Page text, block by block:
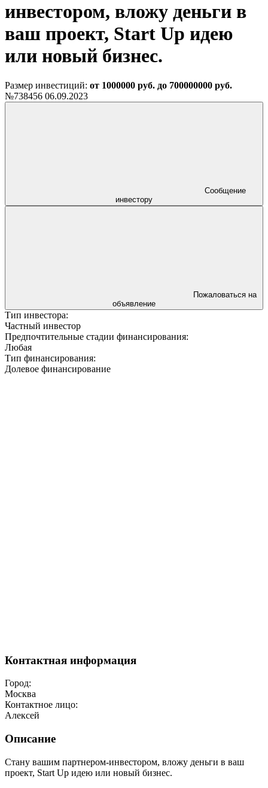
инвестором, вложу деньги в
ваш проект, Start Up идею
или новый бизнес.
Размер инвестиций: от 1000000 руб. до 700000000 руб.
№738456 06.09.2023
инвестору
объявление
Тип инвестора:
Частный инвестор
Предпочтительные стадии финансирования:
Любая
Тип финансирования:
Долевое финансирование
Контактная информация
Город:
Москва
Контактное лицо:
Алексей
Описание
Стану вашим партнером-инвестором, вложу деньги в ваш
проект, Start Up идею или новый бизнес.